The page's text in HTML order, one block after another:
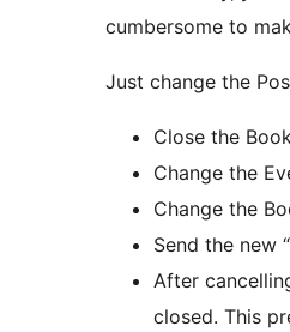
cumbersome to
Just change the
Close the
Change the
Change the
Send the new
After
closed. This